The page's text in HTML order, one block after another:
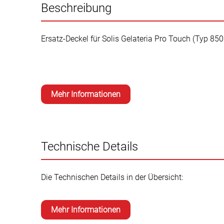
Beschreibung
Ersatz-Deckel für Solis Gelateria Pro Touch (Typ
Mehr Informationen
Technische Details
Die Technischen Details in der Übersicht:
Mehr Informationen